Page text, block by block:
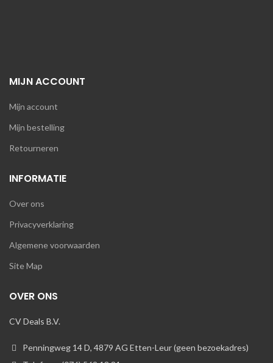
MIJN ACCOUNT
Mijn account
Mijn bestelling
Retourneren
INFORMATIE
Over ons
Privacyverklaring
Algemene voorwaarden
Site Map
OVER ONS
CV Deals B.V.
Penningweg 14 D, 4879 AG Etten-Leur (geen bezoekadres)